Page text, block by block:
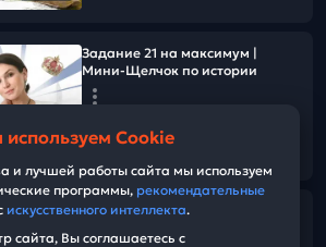
Задание 21 на максимум |
Мини-Щелчок по истории
09 апреля 2025 г., 13:00
Задания 15-16 на максимум
Cookie
и лучшей работы сайта мы используем
программы, рекомендательные
искусственного интеллекта.
сайта, Вы соглашаетесь с